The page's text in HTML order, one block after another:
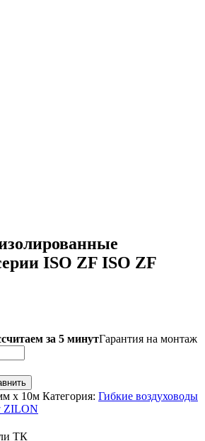
ISO ZF ISO ZF
за 5 минутГарантия на монтаж
х 10м Категория: Гибкие воздуховоды
ZILON
ТК